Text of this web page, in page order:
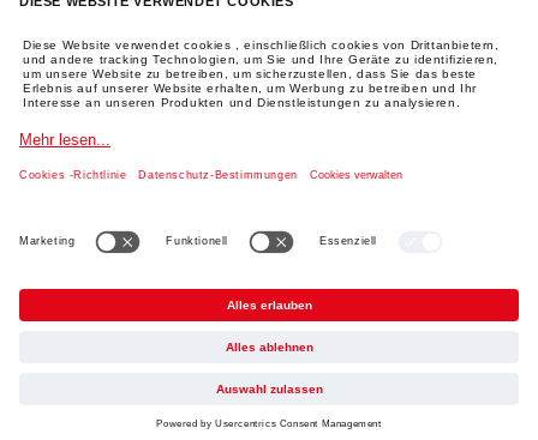
Impressum
Datenschutz
AGBs